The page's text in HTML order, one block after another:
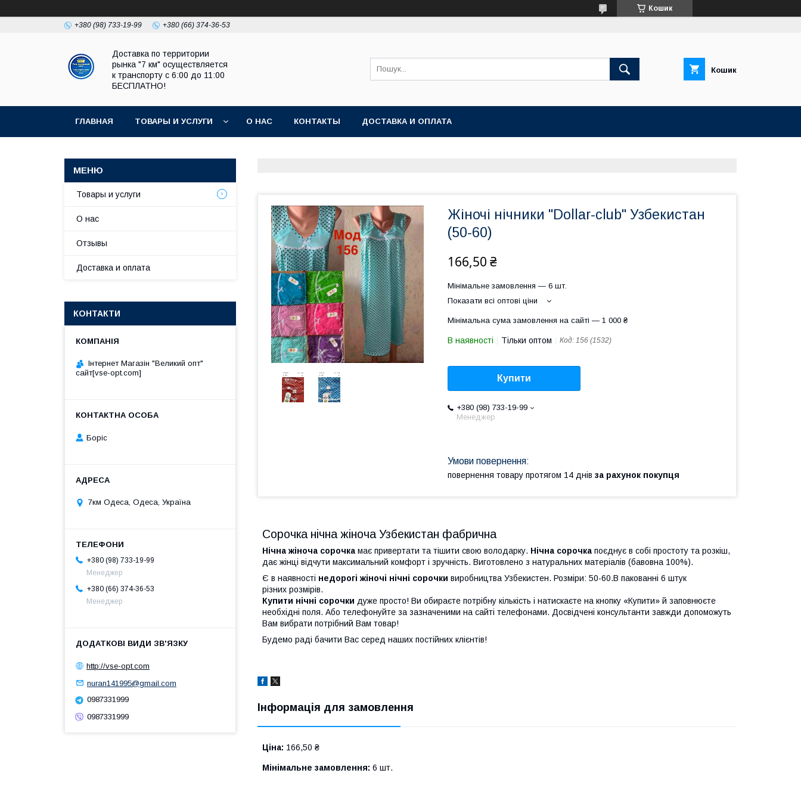
Кошик
+380 (98) 733-19-99 +380 (66) 374-36-53
Доставка по территории
рынка "7 км" осуществляется
к транспорту с 6:00 до 11:00
БЕСПЛАТНО!
Кошик
ГЛАВНАЯ ТОВАРЫ И УСЛУГИ О НАС КОНТАКТЫ ДОСТАВКА И ОПЛАТА
Жіночі нічники "Dollar-club" Узбекистан
(50-60)
166,50 ₴
Мінімальне замовлення — 6 шт.
Показати всі оптові ціни
Мінімальна сума замовлення на сайті — 1 000 ₴
В наявності Тільки оптом Код: 156 (1532)
Купити
+380 (98) 733-19-99
Менеджер
повернення товару протягом 14 днів за рахунок покупця
Сорочка нічна жіноча Узбекистан фабрична
Нічна жіноча сорочка має привертати та тішити свою володарку. Нічна сорочка поєднує в собі простоту та розкіш,
дає жінці відчути максимальний комфорт і зручність. Виготовлено з натуральних матеріалів (бавовна 100%).
Є в наявності недорогі жіночі нічні сорочки виробництва Узбекистен. Розміри: 50-60.В пакованні 6 штук
різних розмірів.
Купити нічні сорочки дуже просто! Ви обираєте потрібну кількість і натискаєте на кнопку «Купити» й заповнюєте
необхідні поля. Або телефонуйте за зазначеними на сайті телефонами. Досвідчені консультанти завжди допоможуть
Вам вибрати потрібний Вам товар!
Будемо раді бачити Вас серед наших постійних клієнтів!
Інформація для замовлення
Ціна: 166,50 ₴
Мінімальне замовлення: 6 шт.
Товары и услуги
О нас
Отзывы
Доставка и оплата
КОНТАКТИ
Інтернет Магазін "Великий опт"
сайт[vse-opt.com]
Борiс
7км Одеса, Одеса, Україна
+380 (98) 733-19-99
Менеджер
+380 (66) 374-36-53
Менеджер
http://vse-opt.com
nuran141995@gmail.com
0987331999
0987331999